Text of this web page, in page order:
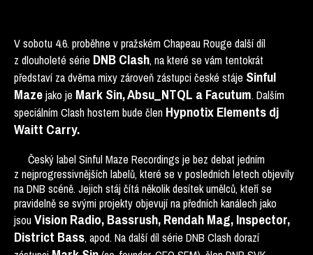
V sobotu 4.6. proběhne v pražském Chapeau Rouge další díl
z dlouholeté série DNB Clash, na které se vám tentokrát
představí za dvěma mixy zároveň zástupci české stáje Sinful
Mazejako je Mark Sin, Absu_NTQL a Facutum. Dalším
speciálním Clash hostem bude člen Hypnotix Elements dj
Waitt Carry.
Český label Sinful Maze Recordings je bez debat jedním
z nejprogressivnějších labelů, které se v posledních letech objevily
na DNB scéně. Jejich stáj čítá několik desítek umělců, kteří se
pravidelně se svými projekty objevují na předních kanálech jako
jsouVision Radio, Bassrush, Rendah Mag, Inspector,
District Bass, apod. Na další díl série DNB Clash dorazí